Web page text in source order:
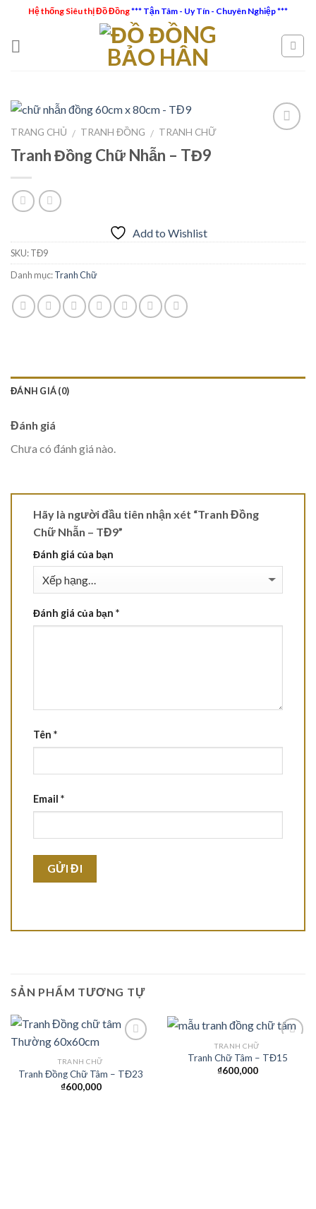
content
Hệ thống Siêu thị Đồ Đồng*** Tận Tâm - Uy Tín - Chuyên Nghiệp ***
TRANG CHỦ / TRANH ĐỒNG / TRANH CHỮ
Tranh Đồng Chữ Nhẫn – TĐ9
Add to Wishlist
SKU:TĐ9
Danh mục:Tranh Chữ
ĐÁNH GIÁ (0)
Đánh giá
Chưa có đánh giá nào.
Hãy là người đầu tiên nhận xét “Tranh Đồng
Chữ Nhẫn – TĐ9”
Đánh giá của bạn
Đánh giá của bạn *
Tên *
Email *
SẢN PHẨM TƯƠNG TỰ
Add to
TRANH CHỮ
Tranh Đồng Chữ Tâm – TĐ23
₫600,000
TRANH CHỮ
Tranh Chữ Tâm – TĐ15
₫600,000